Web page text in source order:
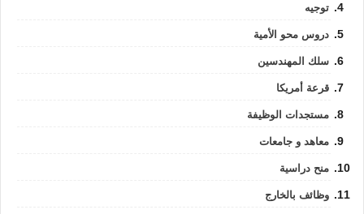
توجيه
دروس محو الأمية
سلك المهندسين
قرعة أمريكا
مستجدات الوظيفة
معاهد و جامعات
منح دراسية
وظائف بالخارج